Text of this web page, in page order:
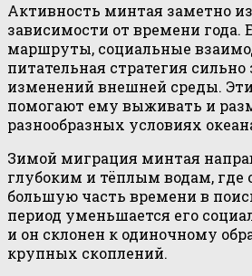
Активность минтая заметно
зависимости от времени года.
маршруты, социальные
питательная стратегия сильно
изменений внешней среды.
помогают ему выживать и
разнообразных условиях
Зимой миграция минтая
глубоким и тёплым водам, где
большую часть времени в
период уменьшается его
и он склонен к одиночному
крупных скоплений.